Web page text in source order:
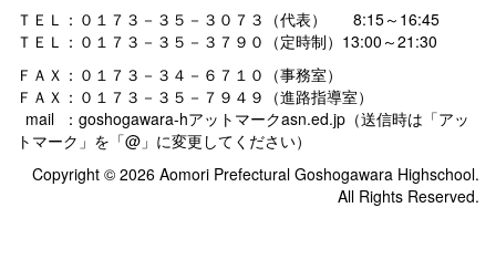
ＴＥＬ：０１７３－３５－３０７３（代表） 8:15～16:45
ＴＥＬ：０１７３－３５－３７９０（定時制）13:00～21:30
ＦＡＸ：０１７３－３４－６７１０（事務室）
ＦＡＸ：０１７３－３５－７９４９（進路指導室）
mail ：goshogawara-hアットマークasn.ed.jp（送信時は「アッ
トマーク」を「@」に変更してください）
Copyright © 2026 Aomori Prefectural Goshogawara Highschool.
All Rights Reserved.